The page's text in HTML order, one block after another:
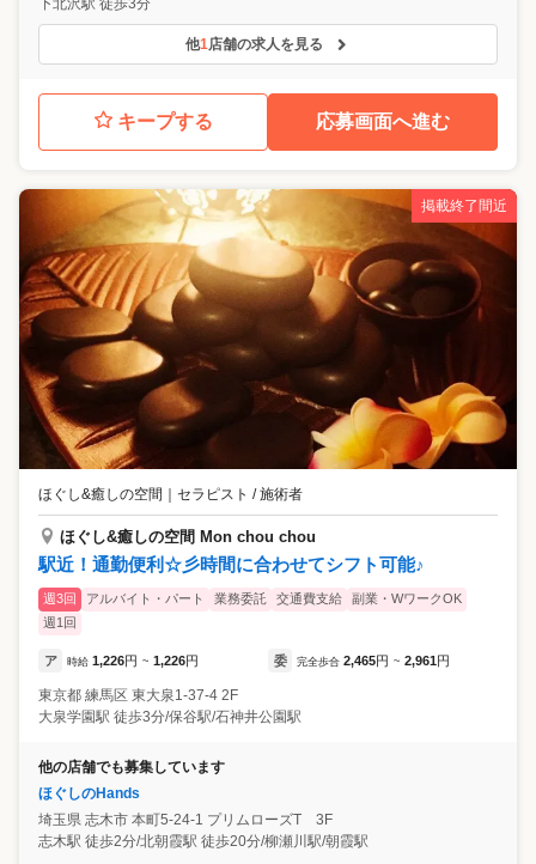
他1店舗の求人を見る
キープする 応募画面へ進む
掲載終了間近
ほぐし&癒しの空間 ｜ セラピスト / 施術者
ほぐし&癒しの空間 Mon chou chou
駅近！通勤便利☆彡時間に合わせてシフト可能♪
週3回 アルバイト・パート 業務委託 交通費支給
副業・WワークOK
週1回
ア 時給 1,226円 ~ 1,226円 委 完全歩合 2,465円 ~ 2,961円
東京都 練馬区 東大泉1-37-4 2F
大泉学園駅 徒歩3分/保谷駅/石神井公園駅
他の店舗でも募集しています
ほぐしのHands
埼玉県 志木市 本町5-24-1 プリムローズT 3F
志木駅 徒歩2分/北朝霞駅 徒歩20分/柳瀬川駅/朝霞駅